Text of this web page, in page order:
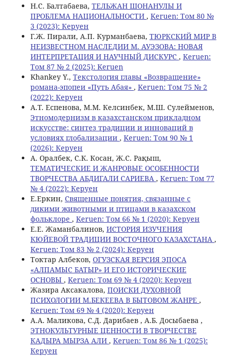
Н.С. Балтабаева, ТЕЛЬЖАН ШОНАНУЛЫ И
ПРОБЛЕМА НАЦИОНАЛЬНОСТИ , Keruen: Том 80 №
3 (2023): Керуен
Г.Ж. Пирали, А.П. Курманбаева, ТЮРКСКИЙ МИР В
НЕИЗВЕСТНОМ НАСЛЕДИИ М. АУЭЗОВА: НОВАЯ
ИНТЕРПРЕТАЦИЯ И НАУЧНЫЙ ДИСКУРС , Keruen:
Том 87 № 2 (2025): Keruen
Khankey Y., Текстология главы «Возвращение»
романа-эпопеи «Путь Абая» , Keruen: Том 75 № 2
(2022): Керуен
А.Т. Еспенова, М.М. Келсинбек, М.Ш. Сулейменов,
Этномодернизм в казахстанском прикладном
искусстве: синтез традиции и инноваций в
условиях глобализации , Keruen: Том 90 № 1
(2026): Керуен
А. Оралбек, С.К. Косан, Ж.С. Рақыш,
ТЕМАТИЧЕСКИЕ И ЖАНРОВЫЕ ОСОБЕННОСТИ
ТВОРЧЕСТВА АБДИГАЛИ САРИЕВА , Keruen: Том 77
№ 4 (2022): Керуен
Е.Еркин, Священные понятия, связанные с
дикими животными и птицами в казахском
фольклоре , Keruen: Том 66 № 1 (2020): Керуен
Е.Е. Жаманбалинов, ИСТОРИЯ ИЗУЧЕНИЯ
КЮЙЕВОЙ ТРАДИЦИИ ВОСТОЧНОГО КАЗАХСТАНА ,
Keruen: Том 83 № 2 (2024): Керуен
Токтар Албеков, ОГУЗСКАЯ ВЕРСИЯ ЭПОСА
«АЛПАМЫС БАТЫР» И ЕГО ИСТОРИЧЕСКИЕ
ОСНОВЫ , Keruen: Том 69 № 4 (2020): Керуен
Жазира Аксакалова, ПОИСКИ ДУХОВНОЙ
ПСИХОЛОГИИ М.БЕКЕЕВА В БЫТОВОМ ЖАНРЕ ,
Keruen: Том 69 № 4 (2020): Керуен
A.A. Маликова, С.Д. Дарибаев , А.Б. Досыбаева ,
ЭТНОКУЛЬТУРНЫЕ ЦЕННОСТИ В ТВОРЧЕСТВЕ
КАДЫРА МЫРЗА АЛИ , Keruen: Том 86 № 1 (2025):
Керуен